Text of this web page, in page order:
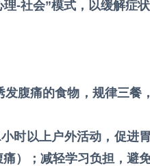
-社会”模式，以缓解症
发腹痛的食物，规律三
时以上户外活动，促进
）；减轻学习负担，避免